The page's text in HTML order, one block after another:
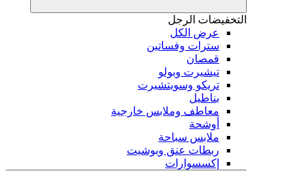
التخفيضات الرجل
عرض الكل
سترات وفساتين
قمصان
تيشيرت وبولو
تريكو وسويتشيرت
بناطيل
معاطف وملابس خارجية
أوشحة
ملابس سباحة
ربطات عنق وبوشيت
إكسسوارات